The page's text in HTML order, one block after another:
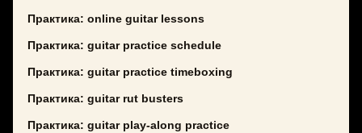
Практика: online guitar lessons
Практика: guitar practice schedule
Практика: guitar practice timeboxing
Практика: guitar rut busters
Практика: guitar play-along practice